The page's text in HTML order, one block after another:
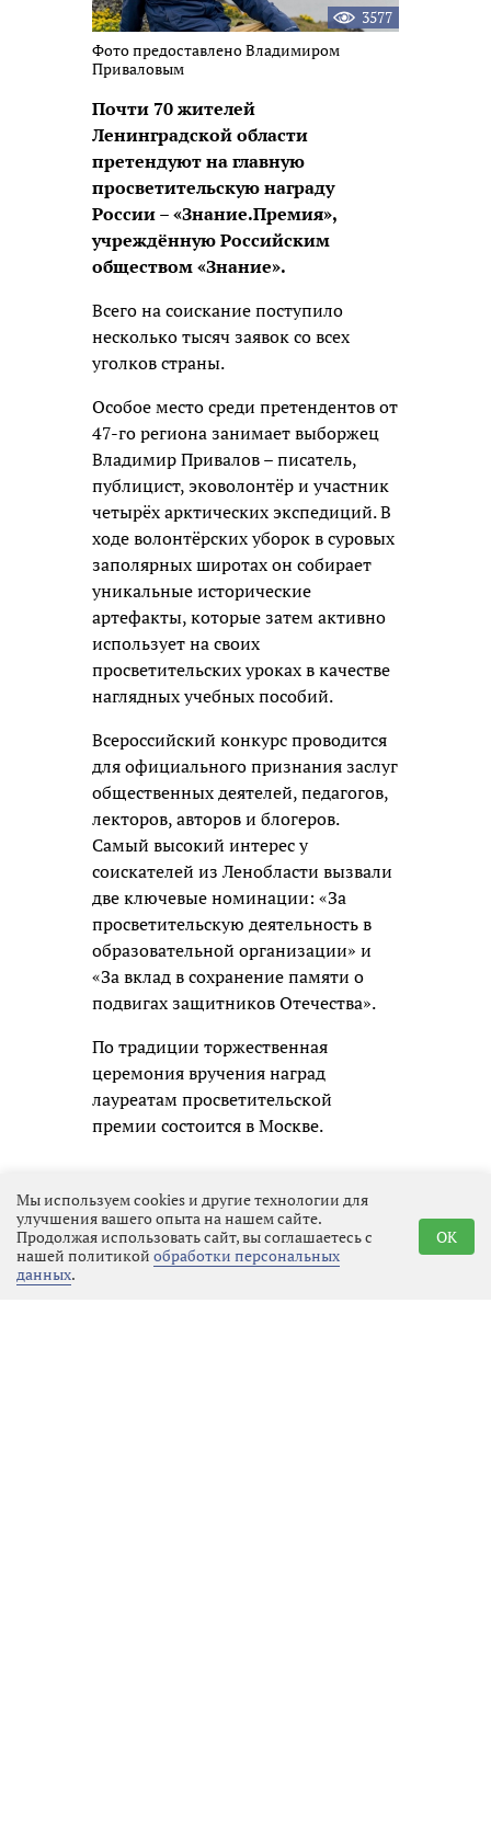
3577
Фото предоставлено Владимиром
Приваловым
Почти 70 жителей
Ленинградской области
претендуют на главную
просветительскую награду
России – «Знание.Премия»,
учреждённую Российским
обществом «Знание».
Всего на соискание поступило
несколько тысяч заявок со всех
уголков страны.
Особое место среди претендентов от
47-го региона занимает выборжец
Владимир Привалов – писатель,
публицист, эковолонтёр и участник
четырёх арктических экспедиций. В
ходе волонтёрских уборок в суровых
заполярных широтах он собирает
уникальные исторические
артефакты, которые затем активно
использует на своих
просветительских уроках в качестве
наглядных учебных пособий.
Всероссийский конкурс проводится
для официального признания заслуг
общественных деятелей, педагогов,
лекторов, авторов и блогеров.
Самый высокий интерес у
соискателей из Ленобласти вызвали
две ключевые номинации: «За
просветительскую деятельность в
образовательной организации» и
«За вклад в сохранение памяти о
подвигах защитников Отечества».
По традиции торжественная
церемония вручения наград
лауреатам просветительской
премии состоится в Москве.
Мы используем cookies и другие технологии для
улучшения вашего опыта на нашем сайте.
Продолжая использовать сайт, вы соглашаетесь с
нашей политикой обработки персональных
данных.
OK